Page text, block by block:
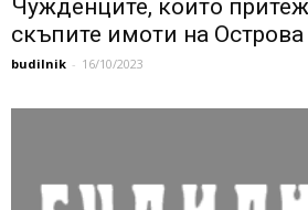
Чужденците, които
скъпите имоти на Острова
budilnik - 16/10/2023